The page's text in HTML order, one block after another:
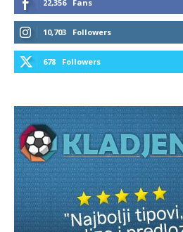
22,356 Fans
10,703 Followers
678 Followers